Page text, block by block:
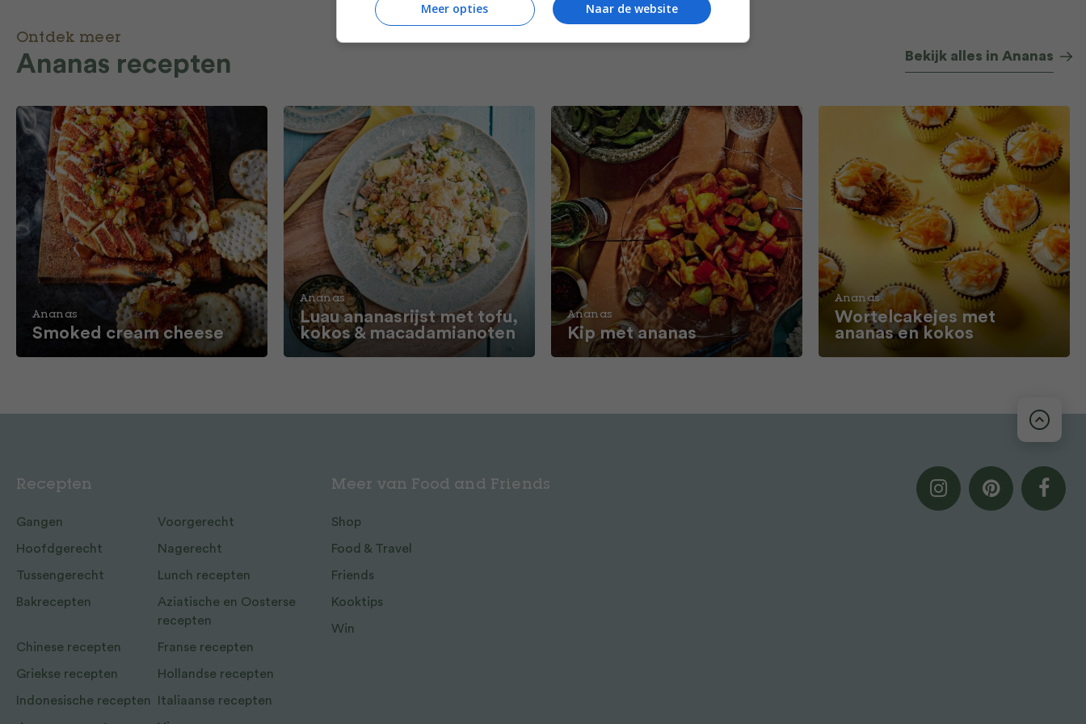
Ontdek meer
Ananas recepten Bekijk alles in Ananas
Ananas
Smoked cream cheese
Ananas
Luau ananasrijst met tofu,
kokos & macadamianoten
Ananas
Kip met ananas
Ananas
Wortelcakejes met
ananas en kokos
Naar de website
Meer opties
Recepten
Gangen Voorgerecht
Hoofdgerecht Nagerecht
Tussengerecht Lunch recepten
Bakrecepten
Aziatische en Oosterse
recepten
Chinese recepten Franse recepten
Griekse recepten Hollandse recepten
Indonesische recepten Italiaanse recepten
Meer van Food and Friends
Shop
Food & Travel
Friends
Kooktips
Win